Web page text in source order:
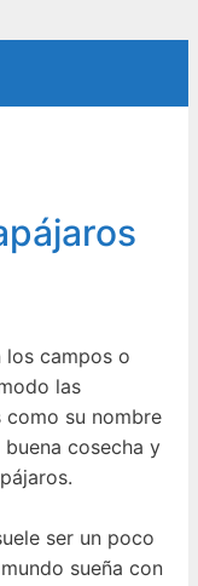
los campos o
las
como su nombre
cosecha y
ser un poco
sueña con